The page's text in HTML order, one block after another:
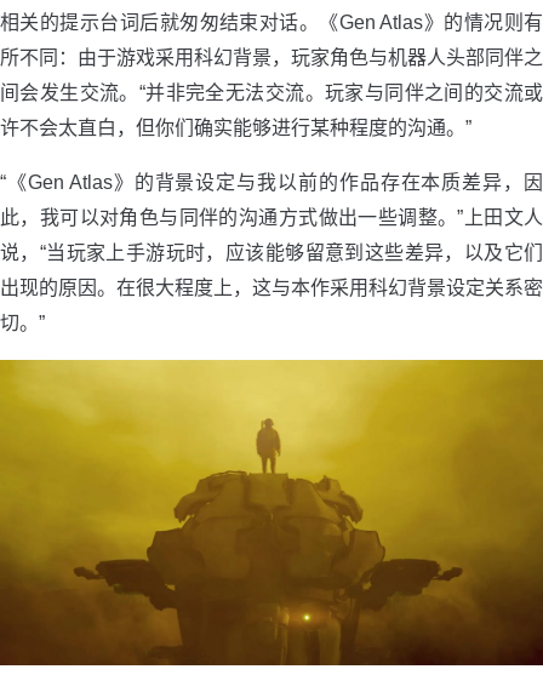
相关的提示台词后就匆匆结束对话。《Gen Atlas》的情况则有
所不同：由于游戏采用科幻背景，玩家角色与机器人头部同伴之
间会发生交流。“并非完全无法交流。玩家与同伴之间的交流或
许不会太直白，但你们确实能够进行某种程度的沟通。”
“《Gen Atlas》的背景设定与我以前的作品存在本质差异，因
此，我可以对角色与同伴的沟通方式做出一些调整。”上田文人
说，“当玩家上手游玩时，应该能够留意到这些差异，以及它们
出现的原因。在很大程度上，这与本作采用科幻背景设定关系密
切。”